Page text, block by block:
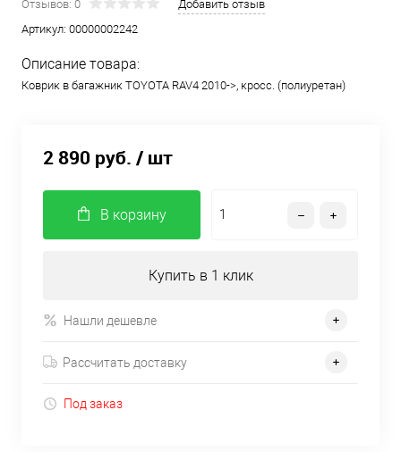
Отзывов: 0
Добавить отзыв
Артикул: 00000002242
Описание товара:
Коврик в багажник TOYOTA RAV4 2010->, кросс. (полиуретан)
2 890 руб. / шт
В корзину
Купить в 1 клик
Нашли дешевле
Рассчитать доставку
Под заказ